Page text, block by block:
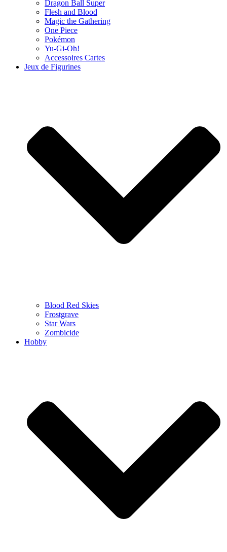
Dragon Ball Super
Flesh and Blood
Magic the Gathering
One Piece
Pokémon
Yu-Gi-Oh!
Accessoires Cartes
Jeux de Figurines
Blood Red Skies
Frostgrave
Star Wars
Zombicide
Hobby